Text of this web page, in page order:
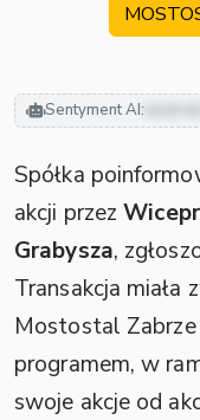
Sentyment AI:
Spółka
akcji przez
Grabysza,
Transakcja miała
Mostostal Zabrze
programem, w
swoje akcje od